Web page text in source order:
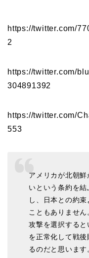
https://twitter.com/
2
https://twitter.com/
304891392
https://twitter.com/
553
アメリカが北朝
いという条約を
し、日本との約
こともありませ
攻撃を選択する
を正常化して戦
るのだと思います